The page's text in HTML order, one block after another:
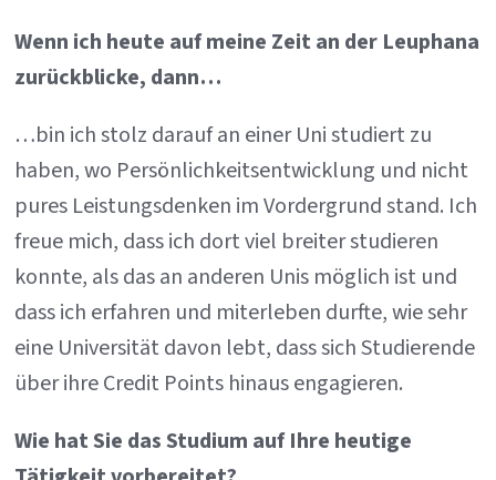
Wenn ich heute auf meine Zeit an der Leuphana
zurückblicke, dann…
…bin ich stolz darauf an einer Uni studiert zu
haben, wo Persönlichkeitsentwicklung und nicht
pures Leistungsdenken im Vordergrund stand. Ich
freue mich, dass ich dort viel breiter studieren
konnte, als das an anderen Unis möglich ist und
dass ich erfahren und miterleben durfte, wie sehr
eine Universität davon lebt, dass sich Studierende
über ihre Credit Points hinaus engagieren.
Wie hat Sie das Studium auf Ihre heutige